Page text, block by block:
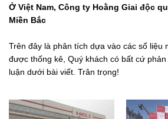
Ở Việt Nam, Công ty Hoằng Giai độc
Miền Bắc
Trên đây là phân tích dựa vào các số liệu
được thống kê, Quý khách có bất cứ
luận dưới bài viết. Trân trọng!